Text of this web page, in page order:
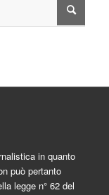
in quanto
può pertanto
legge n° 62 del